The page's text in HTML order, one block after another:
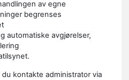
av egne
begrenses
automatiske avgjørelser,
kontakte administrator via